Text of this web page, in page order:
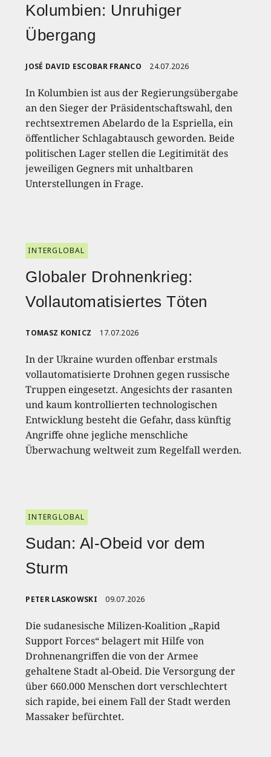
Kolumbien: Unruhiger
Übergang
JOSÉ DAVID ESCOBAR FRANCO 24.07.2026
In Kolumbien ist aus der Regierungsübergabe
an den Sieger der Präsidentschaftswahl, den
rechtsextremen Abelardo de la Espriella, ein
öffentlicher Schlagabtausch geworden. Beide
politischen Lager stellen die Legitimität des
jeweiligen Gegners mit unhaltbaren
Unterstellungen in Frage.
INTERGLOBAL
Globaler Drohnenkrieg:
Vollautomatisiertes Töten
TOMASZ KONICZ 17.07.2026
In der Ukraine wurden offenbar erstmals
vollautomatisierte Drohnen gegen russische
Truppen eingesetzt. Angesichts der rasanten
und kaum kontrollierten technologischen
Entwicklung besteht die Gefahr, dass künftig
Angriffe ohne jegliche menschliche
Überwachung weltweit zum Regelfall werden.
INTERGLOBAL
Sudan: Al-Obeid vor dem
Sturm
PETER LASKOWSKI 09.07.2026
Die sudanesische Milizen-Koalition „Rapid
Support Forces“ belagert mit Hilfe von
Drohnenangriffen die von der Armee
gehaltene Stadt al-Obeid. Die Versorgung der
über 660.000 Menschen dort verschlechtert
sich rapide, bei einem Fall der Stadt werden
Massaker befürchtet.